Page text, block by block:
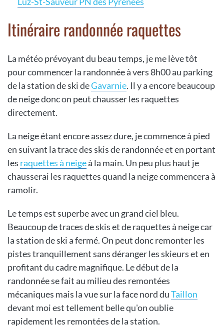
Itinéraire randonnée raquettes
La météo prévoyant du beau temps, je me lève tôt
pour commencer la randonnée à vers 8h00 au parking
de la station de ski deGavarnie. Il y a encore beaucoup
de neige donc on peut chausser les raquettes
directement.
La neige étant encore assez dure, je commence à pied
en suivant la trace des skis de randonnée et en portant
les raquettes à neigeà la main. Un peu plus haut je
chausserai les raquettes quand la neige commencera à
ramolir.
Le temps est superbe avec un grand ciel bleu.
Beaucoup de traces de skis et de raquettes à neige car
la station de ski a fermé. On peut donc remonter les
pistes tranquillement sans déranger les skieurs et en
profitant du cadre magnifique. Le début de la
randonnée se fait au milieu des remontées
mécaniques mais la vue sur la face nord duTaillon
devant moi est tellement belle qu'on oublie
rapidement les remontées de la station.